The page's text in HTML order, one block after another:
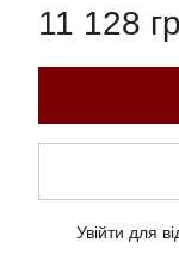
11 128
Увійти для